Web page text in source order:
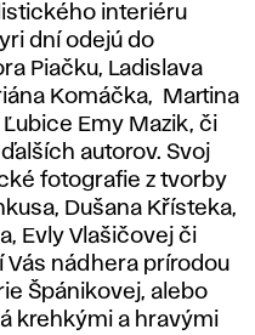
interiéru
dní odejú do
Piačku, Ladislava
Komáčka, Martina
Emy Mazik, či
autorov. Svoj
fotografie z tvorby
Dušana Křísteka,
Evly Vlašičovej či
Vás nádhera prírodou
Špánikovej, alebo
krehkými a hravými